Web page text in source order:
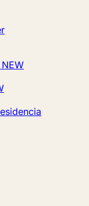
NEW